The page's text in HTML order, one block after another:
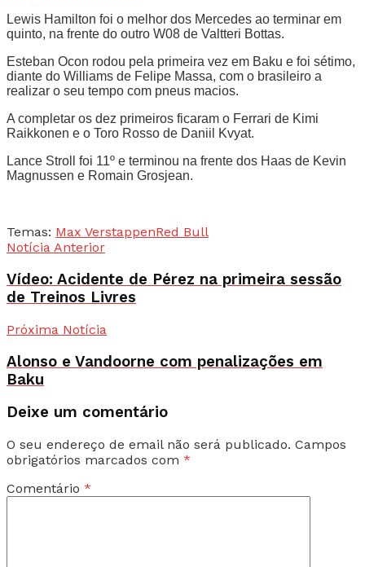
Lewis Hamilton foi o melhor dos Mercedes ao terminar em
quinto, na frente do outro W08 de Valtteri Bottas.
Esteban Ocon rodou pela primeira vez em Baku e foi sétimo,
diante do Williams de Felipe Massa, com o brasileiro a
realizar o seu tempo com pneus macios.
A completar os dez primeiros ficaram o Ferrari de Kimi
Raikkonen e o Toro Rosso de Daniil Kvyat.
Lance Stroll foi 11º e terminou na frente dos Haas de Kevin
Magnussen e Romain Grosjean.
Temas: Max VerstappenRed Bull
Notícia Anterior
Vídeo: Acidente de Pérez na primeira sessão
de Treinos Livres
Próxima Notícia
Alonso e Vandoorne com penalizações em
Baku
Deixe um comentário
O seu endereço de email não será publicado. Campos
obrigatórios marcados com *
Comentário *